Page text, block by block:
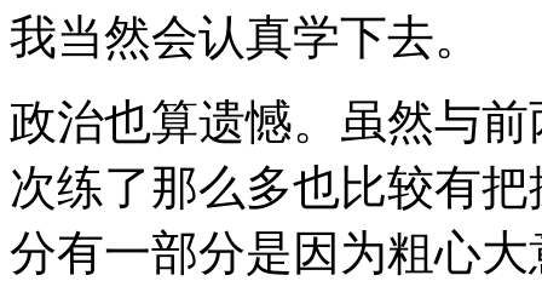
我当然会认真学下去。
政治也算遗憾。虽然与
次练了那么多也比较有
分有一部分是因为粗心